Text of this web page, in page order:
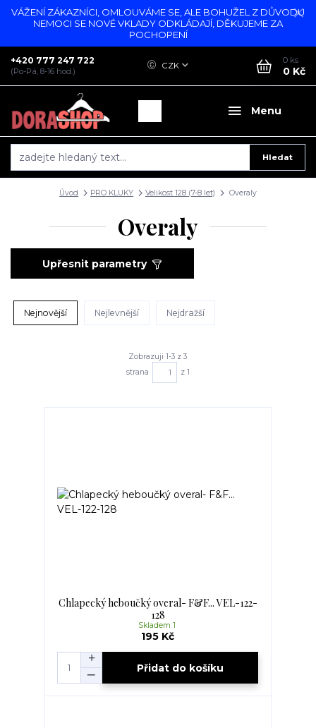
VÁŽENÍ ZÁKAZNÍCI, OMLOUVÁME SE, ALE BOHUŽEL Z DŮVODU
NEMOCI SE NOVÉ VKLADY ODKLÁDAJÍ, DĚKUJEME ZA
POCHOPENÍ
Menu
CZK
Hledat
+420 777 247 722
(Po-Pá, 8-16 hod.)
0 ks
0 Kč
Úvod PRO KLUKY Velikost 128 (7-8 let) Overaly
Overaly
Upřesnit parametry
Nejnovější Nejlevnější Nejdražší
Zobrazuji 1-3 z 3
strana
z 1
Chlapecký heboučký overal- F&F... VEL-122-
128
195 Kč
Skladem 1
Přidat do košíku